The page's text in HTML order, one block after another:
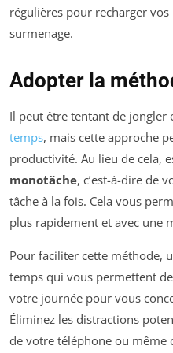
régulières pour recharger
surmenage.
Adopter la
Il peut être tentant de jongler
temps, mais cette approche
productivité. Au lieu de cela,
monotâche, c’est-à-dire de
tâche à la fois. Cela vous
plus rapidement et avec une
Pour faciliter cette méthode,
temps qui vous permettent
votre journée pour vous
Éliminez les distractions
de votre téléphone ou même